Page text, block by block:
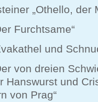
„Othello, der
Furchtsame“
und
von dreien
Hanswurst und
von Prag“